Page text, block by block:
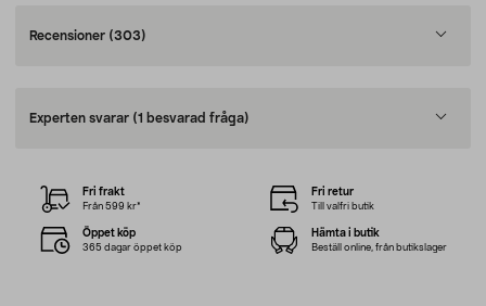
Recensioner (303)
Experten svarar (1 besvarad fråga)
Fri frakt
Från 599 kr*
Fri retur
Till valfri butik
Öppet köp
365 dagar öppet köp
Hämta i butik
Beställ online, från butikslager